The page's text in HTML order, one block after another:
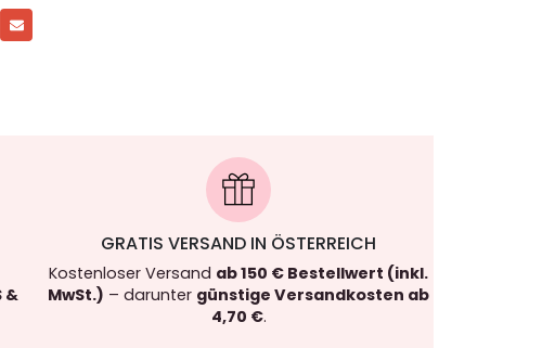
&
GRATIS VERSAND IN ÖSTERREICH
Kostenloser Versand ab 150 € Bestellwert (inkl.
MwSt.) – darunter günstige Versandkosten ab
4,70 €.